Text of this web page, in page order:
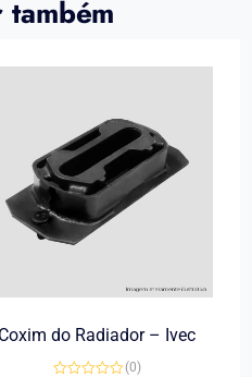
Coxim do Radiador – Ivec
(0)